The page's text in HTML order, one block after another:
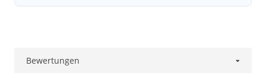
Bewertungen